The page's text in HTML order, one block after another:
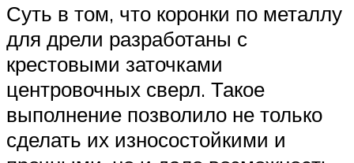
Суть в том, что коронки по металлу
для дрели разработаны с
крестовыми заточками
центровочных сверл. Такое
выполнение позволило не только
сделать их износостойкими и